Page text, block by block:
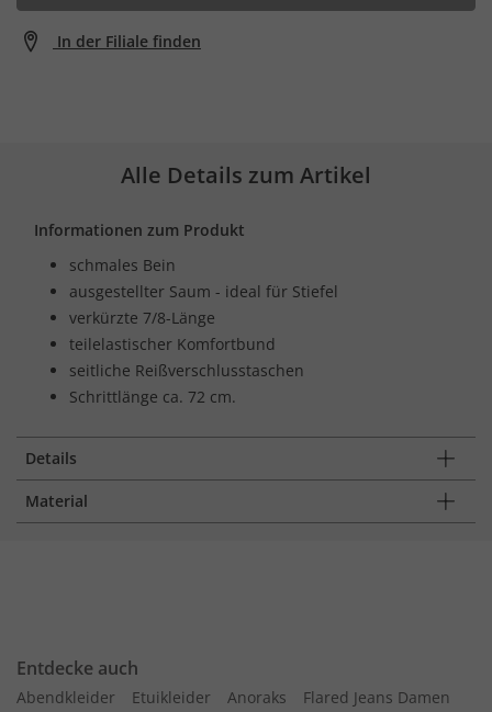
In der Filiale finden
Alle Details zum Artikel
Informationen zum Produkt
schmales Bein
ausgestellter Saum - ideal für Stiefel
verkürzte 7/8-Länge
teilelastischer Komfortbund
seitliche Reißverschlusstaschen
Schrittlänge ca. 72 cm.
Details
Material
Entdecke auch
Abendkleider Etuikleider Anoraks
Flared Jeans Damen